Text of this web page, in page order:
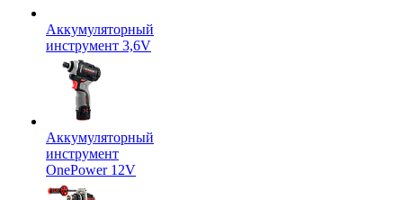
Аккумуляторный
инструмент 3,6V
Аккумуляторный
инструмент
OnePower 12V